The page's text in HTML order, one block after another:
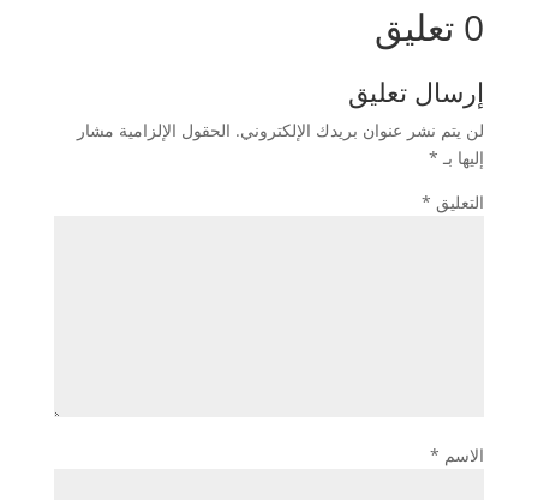
0 تعليق
إرسال تعليق
لن يتم نشر عنوان بريدك الإلكتروني. الحقول الإلزامية مشار
إليها بـ *
التعليق *
الاسم *